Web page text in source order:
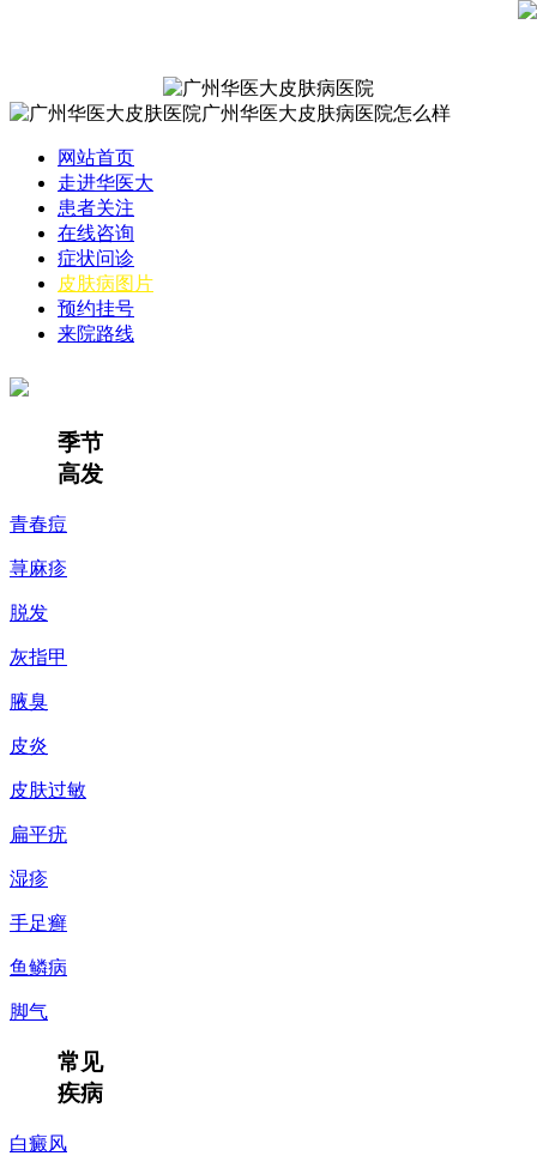
网站首页
走进华医大
患者关注
在线咨询
症状问诊
皮肤病图片
预约挂号
来院路线
季节
高发
青春痘
荨麻疹
脱发
灰指甲
腋臭
皮炎
皮肤过敏
扁平疣
湿疹
手足癣
鱼鳞病
脚气
常见
疾病
白癜风